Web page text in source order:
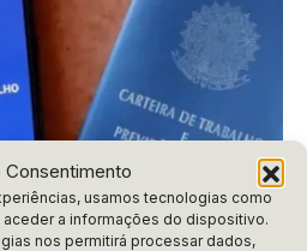
Consentimento
usamos tecnologias como
a informações do dispositivo.
nos permitirá processar dados,